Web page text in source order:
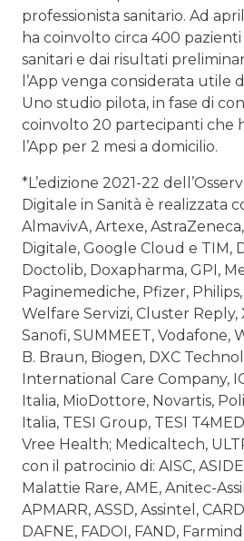
professionista sanitario. Ad
ha coinvolto circa 400
sanitari e dai risultati
l’App venga considerata utile
Uno studio pilota, in fase di
coinvolto 20 partecipanti che
l’App per 2 mesi a domicilio.
*L’edizione 2021-22
Digitale in Sanità è realizzata
AlmavivA, Artexe,
Digitale, Google Cloud e TIM,
Doctolib, Doxapharma, GPI,
Paginemediche, Pfizer, Philips,
Welfare Servizi, Cluster Reply,
Sanofi, SUMMEET, Vodafone,
B. Braun, Biogen, DXC
International Care Company,
Italia, MioDottore, Novartis,
Italia, TESI Group, TESI
Vree Health; Medicaltech,
con il patrocinio di: AISC,
Malattie Rare, AME, Anitec-
APMARR, ASSD, Assintel,
DAFNE, FADOI, FAND,